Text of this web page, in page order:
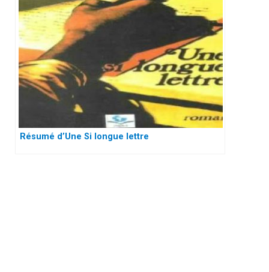
Résumé d’Une Si longue lettre